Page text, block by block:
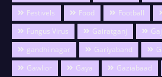
Festivels
Food Football
Fungus Virus
Gairatganj
gandhi nagar
Gariyaband
Gawlior
Gaya Gaziabaad